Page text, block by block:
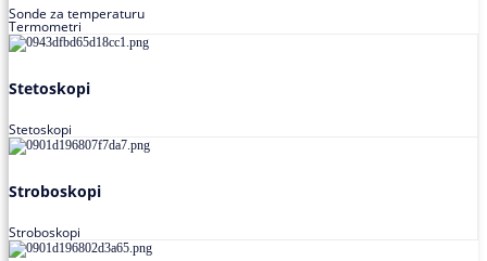
Sonde za temperaturu
Termometri
Stetoskopi
Stetoskopi
Stroboskopi
Stroboskopi